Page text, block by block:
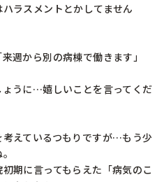
ラスメントとかしてません
週から別の病棟で働きます」
うに…嬉しいことを言ってくだ
えているつもりですが…もう少
期に言ってもらえた「病気のこ